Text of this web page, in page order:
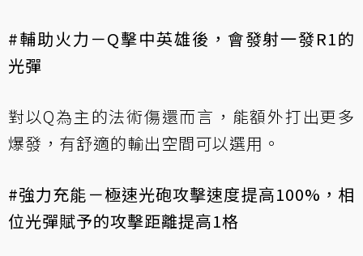
#輔助火力－Q擊中英雄後，會發射一發R1的
光彈
對以Q為主的法術傷還而言，能額外打出更多
爆發，有舒適的輸出空間可以選用。
#強力充能－極速光砲攻擊速度提高100%，相
位光彈賦予的攻擊距離提高1格